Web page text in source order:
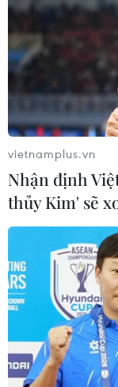
Google sẽ
cập mạng
27/03/2019 05:46
Theo Reuters,
công ty độc
nước này cải
vietnamplus.vn
Nhận định
thủy Kim' sẽ